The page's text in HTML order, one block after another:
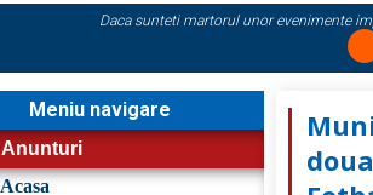
Daca sunteti martorul unor evenimente
Meniu navigare
Anunturi
Acasa